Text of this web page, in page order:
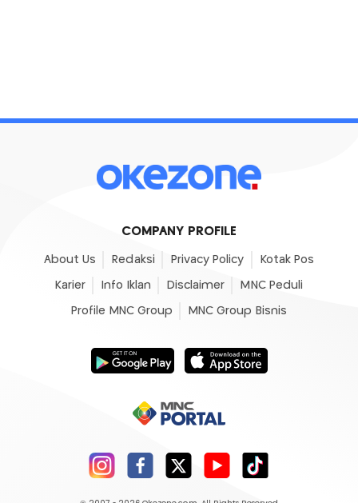
COMPANY PROFILE
About Us Redaksi Privacy Policy Kotak Pos
Karier Info Iklan Disclaimer MNC Peduli
Profile MNC Group MNC Group Bisnis